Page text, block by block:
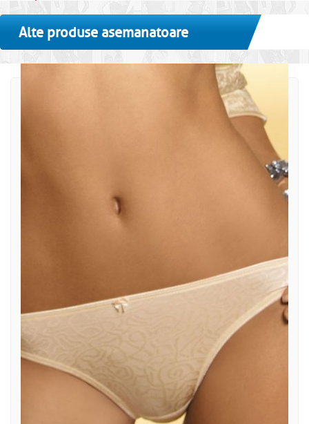
Alte produse asemanatoare